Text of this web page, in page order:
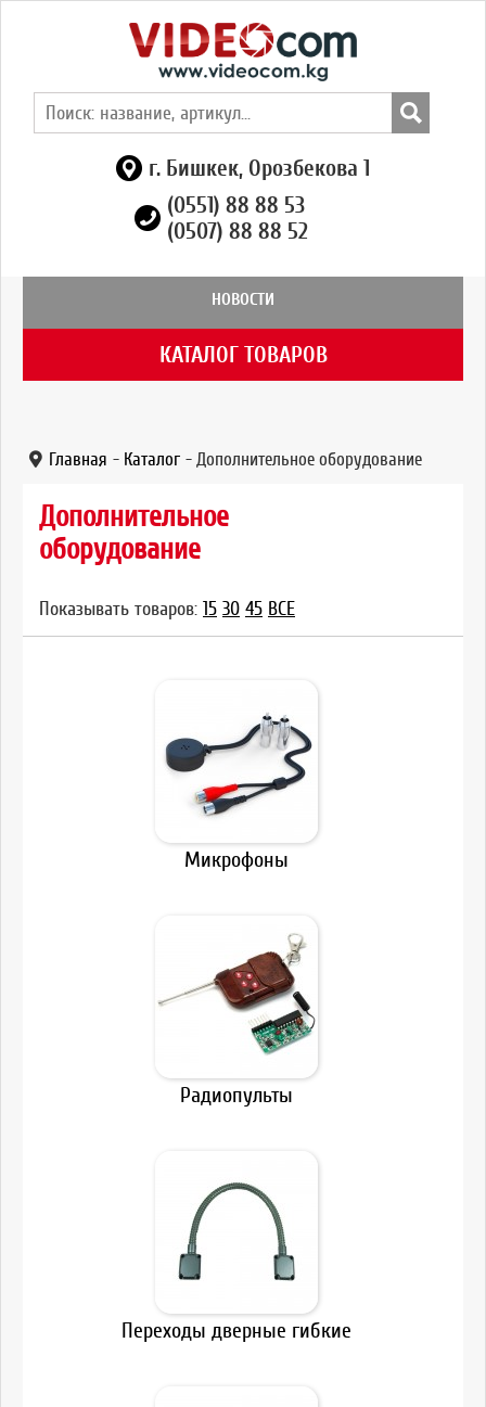
г. Бишкек, Орозбекова 1
(0551) 88 88 53
(0507) 88 88 52
НОВОСТИ
КАТАЛОГ ТОВАРОВ
Главная - Каталог - Дополнительное оборудование
Дополнительное
оборудование
Показывать товаров: 15 30 45 ВСЕ
Микрофоны
Радиопульты
Переходы дверные гибкие